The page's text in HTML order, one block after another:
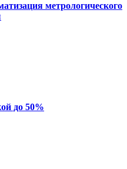
метрологического
до 50%